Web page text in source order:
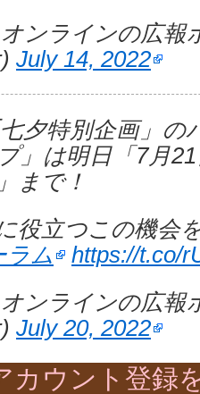
ンラインの広報
July 14, 2022
夕特別企画」の
」は明日「7月
まで！
役立つこの機会
ラム
https://t.co/
ンラインの広報
July 20, 2022
カウント登録